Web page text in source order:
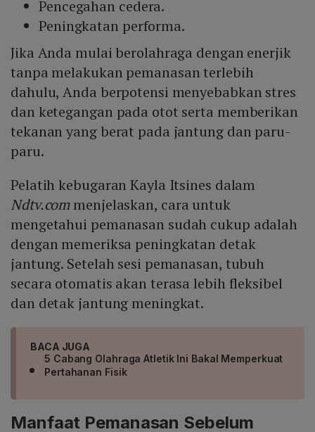
Pencegahan cedera.
Peningkatan performa.
Jika Anda mulai berolahraga dengan enerjik
tanpa melakukan pemanasan terlebih
dahulu, Anda berpotensi menyebabkan stres
dan ketegangan pada otot serta memberikan
tekanan yang berat pada jantung dan paru-
paru.
Pelatih kebugaran Kayla Itsines dalam
Ndtv.commenjelaskan, cara untuk
mengetahui pemanasan sudah cukup adalah
dengan memeriksa peningkatan detak
jantung. Setelah sesi pemanasan, tubuh
secara otomatis akan terasa lebih fleksibel
dan detak jantung meningkat.
BACA JUGA
5 Cabang Olahraga Atletik Ini Bakal Memperkuat
Pertahanan Fisik
Manfaat Pemanasan Sebelum